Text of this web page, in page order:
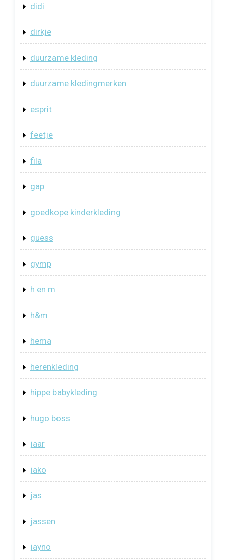
didi
dirkje
duurzame kleding
duurzame kledingmerken
esprit
feetje
fila
gap
goedkope kinderkleding
guess
gymp
h en m
h&m
hema
herenkleding
hippe babykleding
hugo boss
jaar
jako
jas
jassen
jayno